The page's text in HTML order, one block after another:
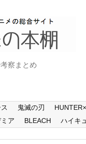
察まとめ
鬼滅の刃
ア BLEACH ハイキ